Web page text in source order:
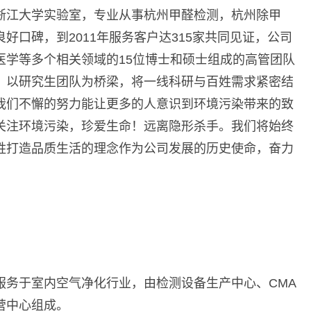
大学实验室，专业从事杭州甲醛检测，杭州除甲
口碑，到2011年服务客户达315家共同见证，公司
等多个相关领域的15位博士和硕士组成的高管团队
研究生团队为桥梁，将一线科研与百姓需求紧密结
不懈的努力能让更多的人意识到环境污染带来的致
环境污染，珍爱生命！远离隐形杀手。我们将始终
造品质生活的理念作为公司发展的历史使命，奋力
于室内空气净化行业，由检测设备生产中心、CMA
心组成。